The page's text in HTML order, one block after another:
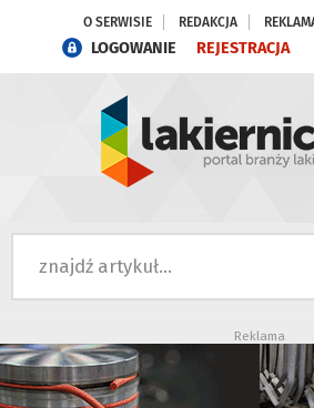
O SERWISIE REDAKCJA
LOGOWANIE REJESTRACJA
Reklama